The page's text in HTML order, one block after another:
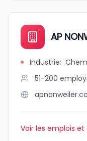
AP
Industrie:
51-200
Voir les emplois et